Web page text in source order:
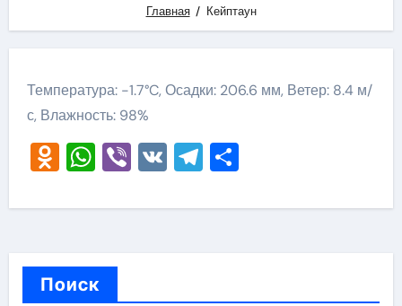
Главная Кейптаун
Температура: -1.7°C, Осадки: 206.6 мм, Ветер: 8.4 м/
с, Влажность: 98%
Odnoklassniki
WhatsApp
Viber
VKTelegram
Отправить
Поиск